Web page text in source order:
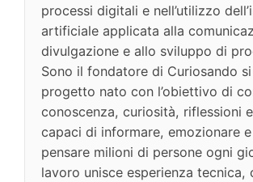
processi digitali e nell’utilizzo
artificiale applicata alla
divulgazione e allo sviluppo di
Sono il fondatore di Curiosando
progetto nato con l’obiettivo di
conoscenza, curiosità, riflessioni
capaci di informare, emozionare
pensare milioni di persone ogni
lavoro unisce esperienza tecnica,